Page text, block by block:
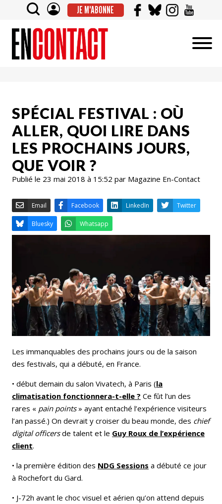
JE M'ABONNE
SPÉCIAL FESTIVAL : OÙ
ALLER, QUOI LIRE DANS
LES PROCHAINS JOURS,
QUE VOIR ?
Publié le 23 mai 2018 à 15:52 par Magazine En-Contact
Bluesky Whatsapp
Les immanquables des prochains jours ou de la saison
des festivals, qui a débuté, en France.
• début demain du salon Vivatech, à Paris (la
climatisation fonctionnera-t-elle ? Ce fût l’un des
rares « pain points» ayant entaché l’expérience visiteurs
l’an passé.) On devrait y croiser du beau monde, des chief
digital officersde talent et le Guy Roux de l’expérience
client.
• la première édition des NDG Sessions a débuté ce jour
à Rochefort du Gard.
• J-72h avant le choc visuel et aérien qu’on attend depuis